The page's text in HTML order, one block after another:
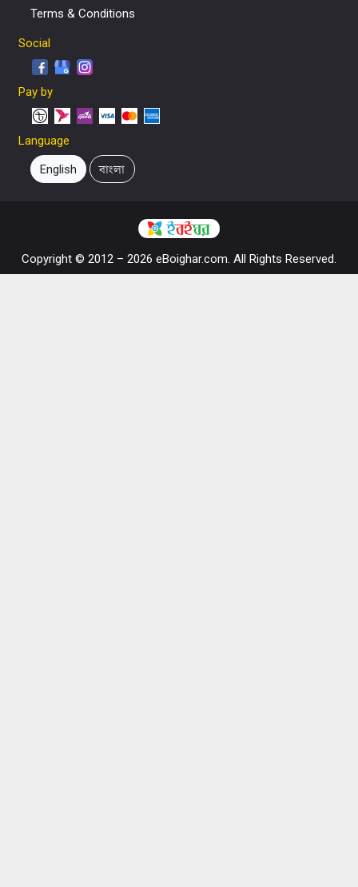
Terms & Conditions
Social
Pay by
Language
English বাংলা
Copyright © 2012 – 2026 eBoighar.com. All Rights Reserved.